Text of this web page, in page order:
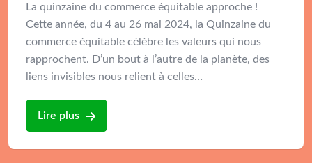
La quinzaine du commerce équitable approche !
Cette année, du 4 au 26 mai 2024, la Quinzaine du
commerce équitable célèbre les valeurs qui nous
rapprochent. D’un bout à l’autre de la planète, des
liens invisibles nous relient à celles…
Lire plus